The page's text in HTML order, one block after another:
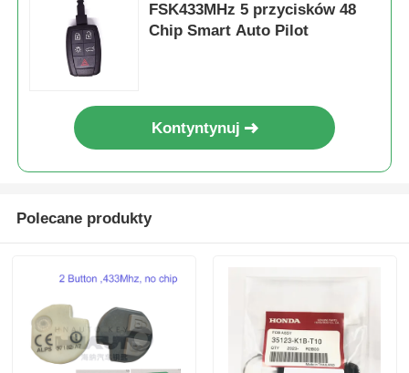
FSK433MHz 5 przycisków 48
Chip Smart Auto Pilot
Kontyntynuj
Polecane produkty